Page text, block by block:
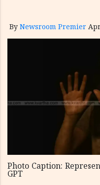
By Newsroom Premier
Photo Caption:
GPT